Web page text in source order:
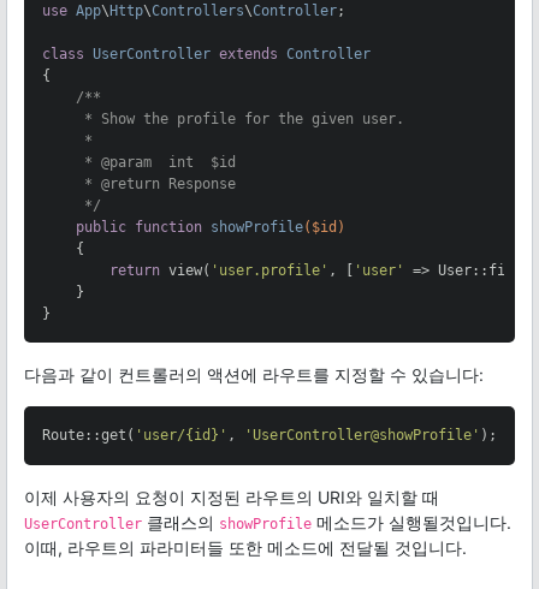
use App\ Http\Controllers\Controller;
class UserController extends Controller
{
/**
     * Show the profile for the given user.
     *
     *
@param
  int  $id
     *
@return Response
     */
public function showProfile($id)
{
return view( 'user.profile' , [ 'user'
=>
    }
}
다음과 같이 컨트롤러의 액션에 라우트를 지정할 수 있습니다:
Route::get( 'user/{id}' , 'UserController@showProfile' );
이제 사용자의 요청이 지정된 라우트의 URI와 일치할 때
UserController 클래스의 showProfile 메소드가 실행될것입니다.
이때, 라우트의 파라미터들 또한 메소드에 전달될 것입니다.